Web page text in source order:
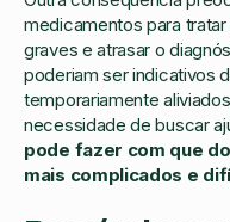
medicamentos para
graves e atrasar o
poderiam ser indicativos
temporariamente
necessidade de buscar
pode fazer com que
mais complicados e